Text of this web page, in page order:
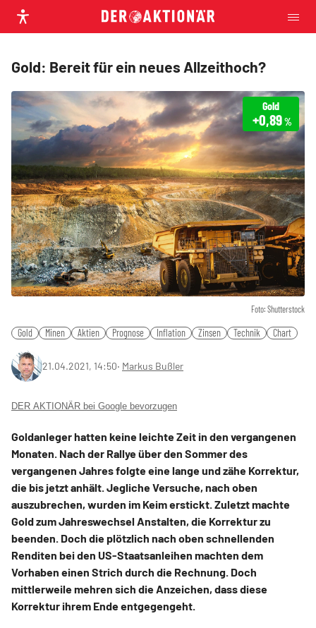
Gold: Bereit für ein neues Allzeithoch?
Foto: Shutterstock
Gold
+0,89%
Gold Minen Aktien Prognose Inflation Zinsen Technik Chart
21.04.2021, 14:50‧ Markus Bußler
DER AKTIONÄR bei Google bevorzugen
Goldanleger hatten keine leichte Zeit in den vergangenen
Monaten. Nach der Rallye über den Sommer des
vergangenen Jahres folgte eine lange und zähe Korrektur,
die bis jetzt anhält. Jegliche Versuche, nach oben
auszubrechen, wurden im Keim erstickt. Zuletzt machte
Gold zum Jahreswechsel Anstalten, die Korrektur zu
beenden. Doch die plötzlich nach oben schnellenden
Renditen bei den US-Staatsanleihen machten dem
Vorhaben einen Strich durch die Rechnung. Doch
mittlerweile mehren sich die Anzeichen, dass diese
Korrektur ihrem Ende entgegengeht.